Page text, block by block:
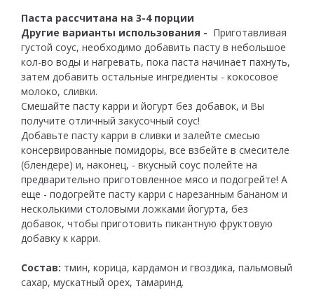
Паста рассчитана на 3-4 порции
Другие варианты использования - Приготавливая
густой соус, необходимо добавить пасту в небольшое
кол-во воды и нагревать, пока паста начинает пахнуть,
затем добавить остальные ингредиенты - кокосовое
молоко, сливки.
Смешайте пасту карри и йогурт без добавок, и Вы
получите отличный закусочный соус!
Добавьте пасту карри в сливки и залейте смесью
консервированные помидоры, все взбейте в смесителе
(блендере) и, наконец, - вкусный соус полейте на
предварительно приготовленное мясо и подогрейте! А
еще - подогрейте пасту карри с нарезанным бананом и
несколькими столовыми ложками йогурта, без
добавок, чтобы приготовить пикантную фруктовую
добавку к карри.
Состав: тмин, корица, кардамон и гвоздика, пальмовый
сахар, мускатный орех, тамаринд.